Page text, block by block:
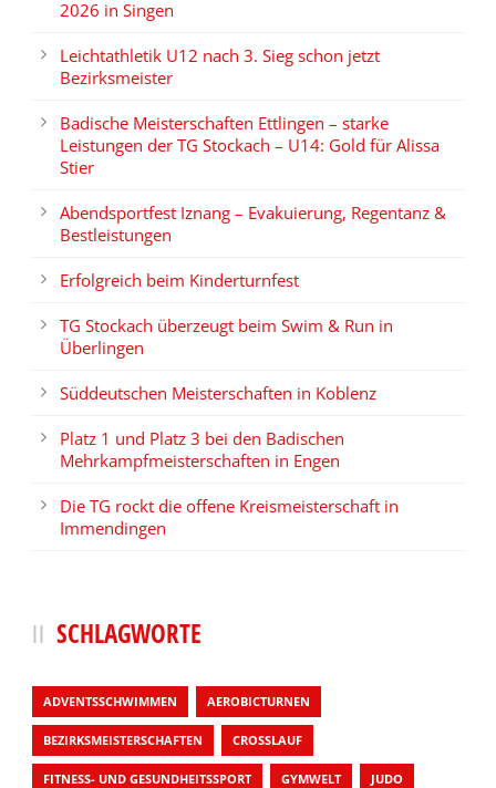
2026 in Singen
Leichtathletik U12 nach 3. Sieg schon jetzt
Bezirksmeister
Badische Meisterschaften Ettlingen – starke
Leistungen der TG Stockach – U14: Gold für Alissa
Stier
Abendsportfest Iznang – Evakuierung, Regentanz &
Bestleistungen
Erfolgreich beim Kinderturnfest
TG Stockach überzeugt beim Swim & Run in
Überlingen
Süddeutschen Meisterschaften in Koblenz
Platz 1 und Platz 3 bei den Badischen
Mehrkampfmeisterschaften in Engen
Die TG rockt die offene Kreismeisterschaft in
Immendingen
SCHLAGWORTE
ADVENTSSCHWIMMEN AEROBICTURNEN
BEZIRKSMEISTERSCHAFTEN CROSSLAUF
FITNESS- UND GESUNDHEITSSPORT GYMWELT JUDO